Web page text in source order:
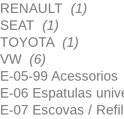
RENAULT (1)
SEAT (1)
TOYOTA (1)
VW (6)
E-05-99 Acessorios
E-06 Espatulas
E-07 Escovas /